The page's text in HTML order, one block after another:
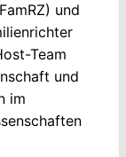
und
Team
und
im